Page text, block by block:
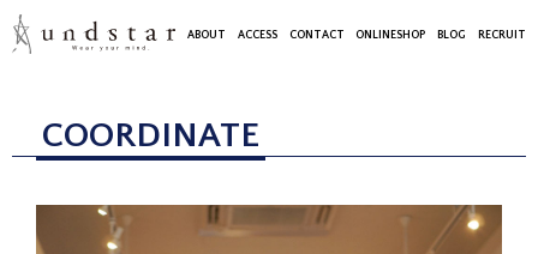
ABOUT ACCESS CONTACT ONLINESHOP BLOG RECRUIT
COORDINATE